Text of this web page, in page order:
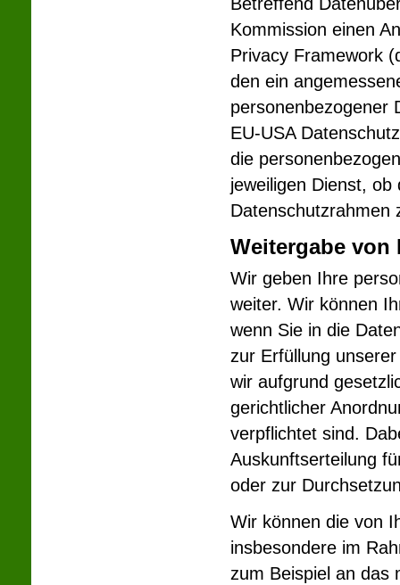
Kommission einen
Privacy Framework
den ein
personenbezogener
EU-USA
die
jeweiligen Dienst,
Datenschutzrahmen
Weitergabe von
Wir geben Ihre
weiter. Wir können
wenn Sie in die
zur Erfüllung
wir aufgrund
gerichtlicher
verpflichtet sind.
Auskunftserteilung
oder zur
Wir können die von
insbesondere im
zum Beispiel an das